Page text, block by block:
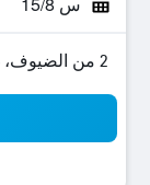
2 من الضيوف، غرفة واحدة